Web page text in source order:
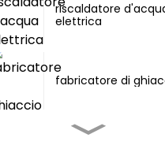
riscaldatore
elettrica
fabricatore di
Tenda campeghju